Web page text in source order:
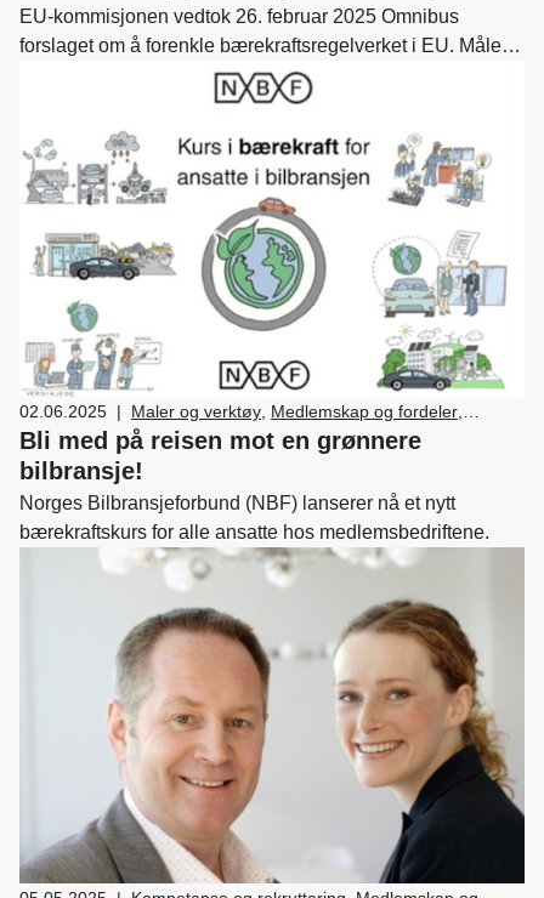
Norge?
EU-kommisjonen vedtok 26. februar 2025 Omnibus
forslaget om å forenkle bærekraftsregelverket i EU. Målet
er å redusere byrden med å rapportere og heller styrke
arbeidet med å nå de fastsatte målene.
02.06.2025 | Maler og verktøy Medlemskap og fordeler
Bærekraft
Bli med på reisen mot en grønnere
bilbransje!
Norges Bilbransjeforbund (NBF) lanserer nå et nytt
bærekraftskurs for alle ansatte hos medlemsbedriftene.